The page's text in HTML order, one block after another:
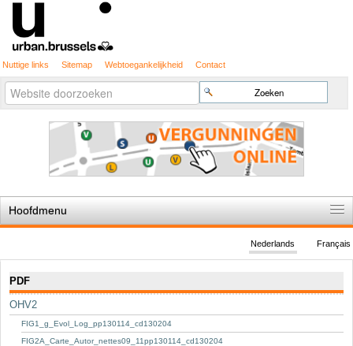
Nuttige links Sitemap Webtoegankelijkheid Contact
Zoek
Geavanceerd
zoeken...
Hoofdmenu
De spelregels
Stedenbouwkundige vergunning
Cartografie
Studies en publicaties
Français
Nederlands
PDF
OHV2
FIG1_g_Evol_Log_pp130114_cd130204
FIG2A_Carte_Autor_nettes09_11pp130114_cd130204